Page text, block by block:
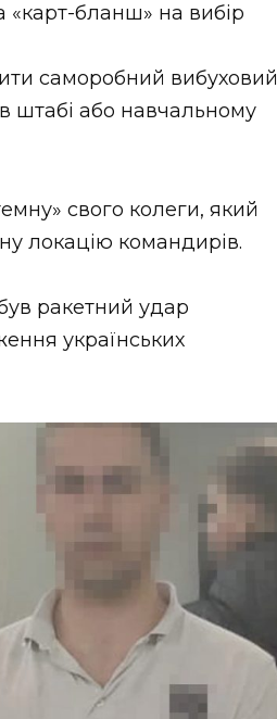
«карт-бланш» на вибір
саморобний вибуховий
штабі або навчальному
свого колеги, який
локацію командирів.
ракетний удар
українських